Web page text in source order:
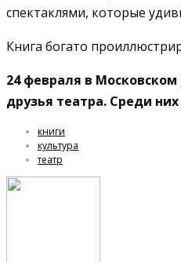
спектаклями, которые
Книга богато
24 февраля в
друзья театра. Среди
книги
культура
театр